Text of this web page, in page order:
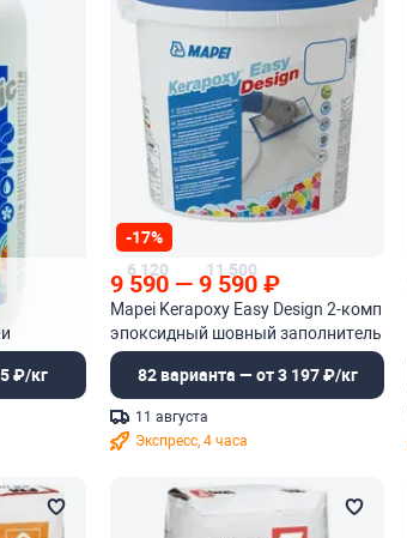
₽/кг
-17%
6 120
9 590 — 11 500
9 590₽
Mapei Kerapoxy Easy Design 2-комп
эпоксидный шовный заполнитель
82 варианта — от 3 197 ₽/кг
11 августа
Экспресс, 4 часа